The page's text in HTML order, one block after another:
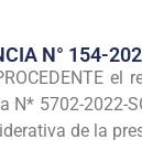
N° 154-
N* 5702-
de la